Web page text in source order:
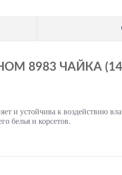
8983 ЧАЙКА
и устойчива к воздействию
белья и корсетов.